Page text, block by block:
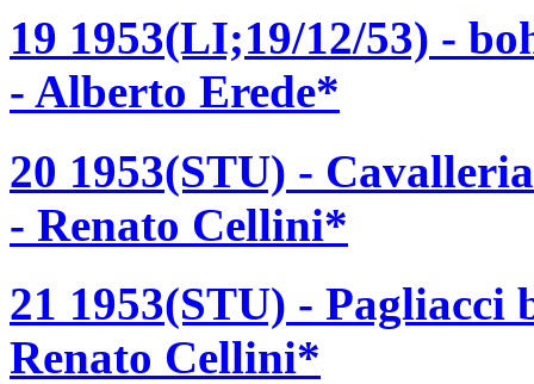
19 1953(LI;19/12/53) -
- Alberto Erede*
20 1953(STU) -
- Renato Cellini*
21 1953(STU) - Pagliacci
Renato Cellini*